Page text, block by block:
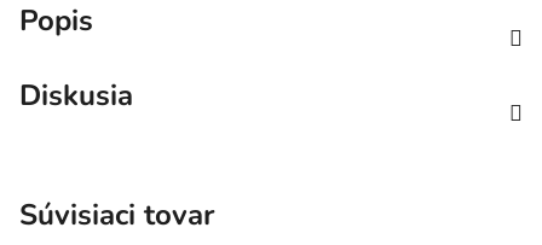
Popis
Diskusia
Súvisiaci tovar